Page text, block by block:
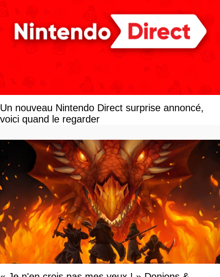
Un nouveau Nintendo Direct surprise annoncé,
voici quand le regarder